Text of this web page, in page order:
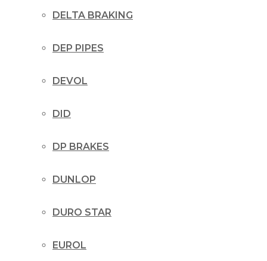
DELTA BRAKING
DEP PIPES
DEVOL
DID
DP BRAKES
DUNLOP
DURO STAR
EUROL